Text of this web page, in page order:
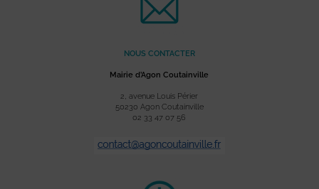
NOUS CONTACTER
Mairie d’Agon Coutainville
2, avenue Louis Périer
50230 Agon Coutainville
02 33 47 07 56